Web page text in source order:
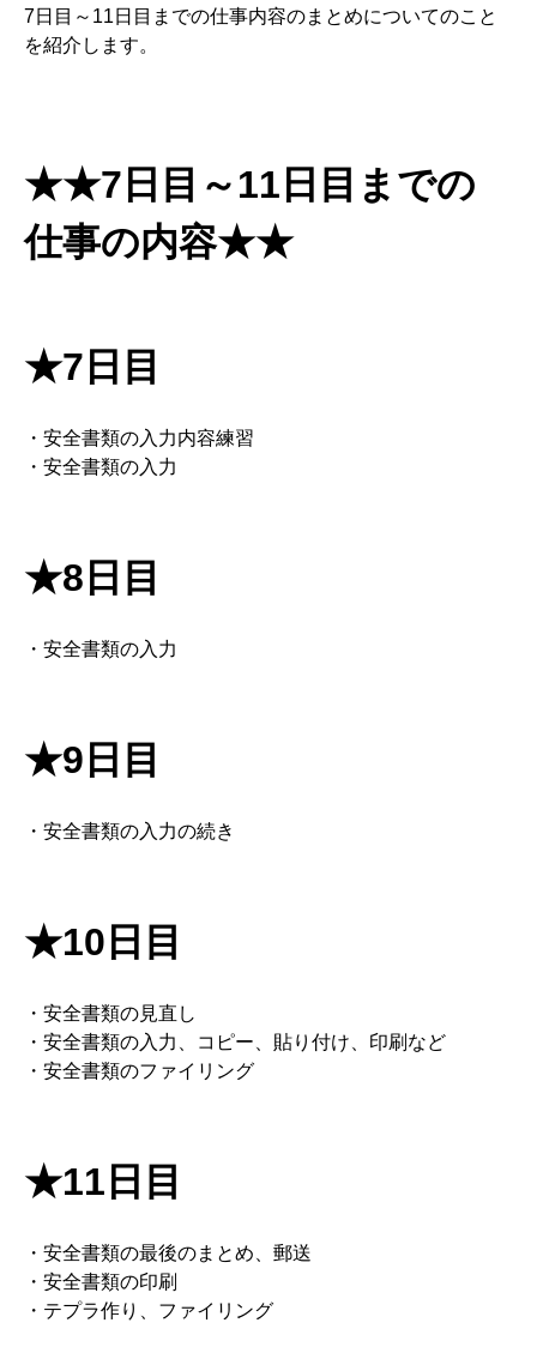
7日目～11日目までの仕事内容のまとめについてのこと
を紹介します。
★★7日目～11日目までの
仕事の内容★★
★7日目
・安全書類の入力内容練習
・安全書類の入力
★8日目
・安全書類の入力
★9日目
・安全書類の入力の続き
★10日目
・安全書類の見直し
・安全書類の入力、コピー、貼り付け、印刷など
・安全書類のファイリング
★11日目
・安全書類の最後のまとめ、郵送
・安全書類の印刷
・テプラ作り、ファイリング